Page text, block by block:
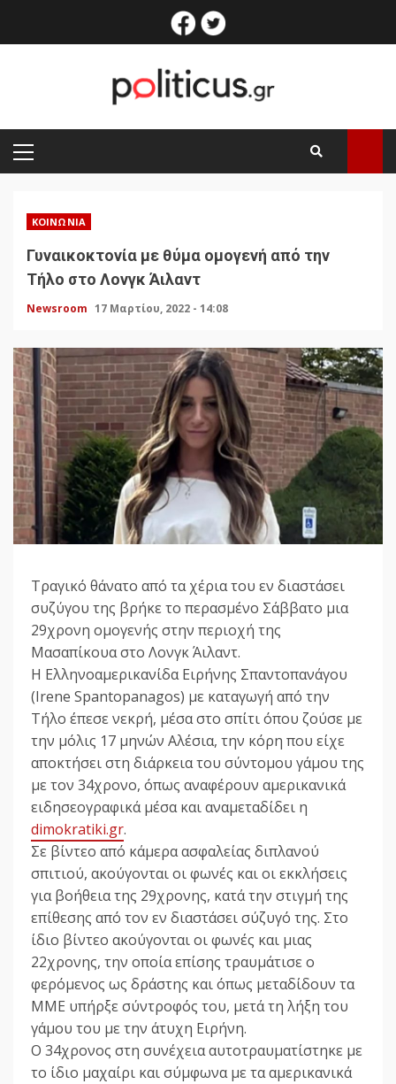
facebook
PRIMARY
MENU
ΚΟΙΝΩΝΊΑ
Γυναικοκτονία με θύμα ομογενή από την
Τήλο στο Λονγκ Άιλαντ
Newsroom 17 Μαρτίου, 2022 - 14:08
Τραγικό θάνατο από τα χέρια του εν διαστάσει
συζύγου της βρήκε το περασμένο Σάββατο μια
29χρονη ομογενής στην περιοχή της
Μασαπίκουα στο Λονγκ Άιλαντ.
Η Ελληνοαμερικανίδα Ειρήνης Σπαντοπανάγου
(Irene Spantopanagos) με καταγωγή από την
Τήλο έπεσε νεκρή, μέσα στο σπίτι όπου ζούσε με
την μόλις 17 μηνών Αλέσια, την κόρη που είχε
αποκτήσει στη διάρκεια του σύντομου γάμου της
με τον 34χρονο, όπως αναφέρουν αμερικανικά
ειδησεογραφικά μέσα και αναμεταδίδει η
dimokratiki.gr.
Σε βίντεο από κάμερα ασφαλείας διπλανού
σπιτιού, ακούγονται οι φωνές και οι εκκλήσεις
για βοήθεια της 29χρονης, κατά την στιγμή της
επίθεσης από τον εν διαστάσει σύζυγό της. Στο
ίδιο βίντεο ακούγονται οι φωνές και μιας
22χρονης, την οποία επίσης τραυμάτισε ο
φερόμενος ως δράστης και όπως μεταδίδουν τα
ΜΜΕ υπήρξε σύντροφός του, μετά τη λήξη του
γάμου του με την άτυχη Ειρήνη.
Ο 34χρονος στη συνέχεια αυτοτραυματίστηκε με
το ίδιο μαχαίρι και σύμφωνα με τα αμερικανικά